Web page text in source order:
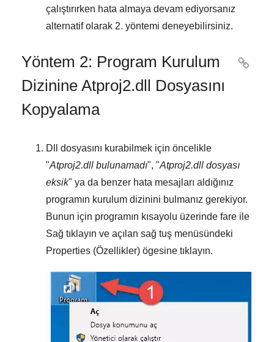
çalıştırırken hata almaya devam ediyorsanız
alternatif olarak 2. yöntemi deneyebilirsiniz.
Yöntem 2: Program Kurulum
Dizinine Atproj2.dll Dosyasını
Kopyalama

Dll dosyasını kurabilmek için öncelikle
"Atproj2.dll bulunamadı", "Atproj2.dll dosyası
eksik" ya da benzer hata mesajları aldığınız
programın kurulum dizinini bulmanız gerekiyor.
Bunun için programın kısayolu üzerinde fare ile
Sağ tıklayın ve açılan sağ tuş menüsündeki
Properties (Özellikler) ögesine tıklayın.